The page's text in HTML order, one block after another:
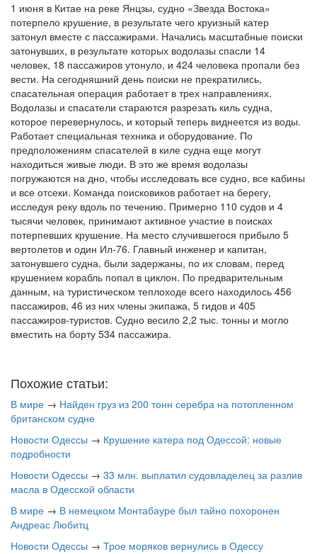
1 июня в Китае на реке Янцзы, судно «Звезда Востока»
потерпело крушение, в результате чего круизный катер
затонул вместе с пассажирами. Начались масштабные поиски
затонувших, в результате которых водолазы спасли 14
человек, 18 пассажиров утонуло, и 424 человека пропали без
вести. На сегодняшний день поиски не прекратились,
спасательная операция работает в трех направлениях.
Водолазы и спасатели стараются разрезать киль судна,
которое перевернулось, и который теперь виднеется из воды.
Работает специальная техника и оборудование. По
предположениям спасателей в киле судна еще могут
находиться живые люди. В это же время водолазы
погружаются на дно, чтобы исследовать все судно, все кабины
и все отсеки. Команда поисковиков работает на берегу,
исследуя реку вдоль по течению. Примерно 110 судов и 4
тысячи человек, принимают активное участие в поисках
потерпевших крушение. На место случившегося прибыло 5
вертолетов и один Ил-76. Главный инженер и капитан,
затонувшего судна, были задержаны, по их словам, перед
крушением корабль попал в циклон. По предварительным
данным, на туристическом теплоходе всего находилось 456
пассажиров, 46 из них члены экипажа, 5 гидов и 405
пассажиров-туристов. Судно весило 2,2 тыс. тонны и могло
вместить на борту 534 пассажира.
Похожие статьи:
В мире → Найден груз из 200 тонн серебра на потопленном
британском судне
Новости Одессы → Крушение катера под Одессой: новые
подробности
Новости Одессы → 33 млн. выплатил судовладелец за разлив
масла в Одесской области
В мире → В немецком Монтабауре был тайно похоронен
Андреас Любитц
Новости Одессы → Трое моряков вернулись в Одессу